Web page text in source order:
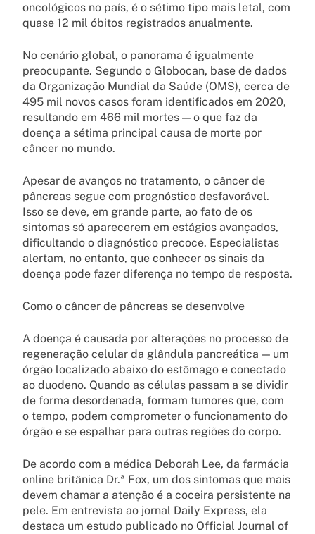
oncológicos no país, é o sétimo tipo mais letal, com
quase 12 mil óbitos registrados anualmente.
No cenário global, o panorama é igualmente
preocupante. Segundo o Globocan, base de dados
da Organização Mundial da Saúde (OMS), cerca de
495 mil novos casos foram identificados em 2020,
resultando em 466 mil mortes — o que faz da
doença a sétima principal causa de morte por
câncer no mundo.
Apesar de avanços no tratamento, o câncer de
pâncreas segue com prognóstico desfavorável.
Isso se deve, em grande parte, ao fato de os
sintomas só aparecerem em estágios avançados,
dificultando o diagnóstico precoce. Especialistas
alertam, no entanto, que conhecer os sinais da
doença pode fazer diferença no tempo de resposta.
Como o câncer de pâncreas se desenvolve
A doença é causada por alterações no processo de
regeneração celular da glândula pancreática — um
órgão localizado abaixo do estômago e conectado
ao duodeno. Quando as células passam a se dividir
de forma desordenada, formam tumores que, com
o tempo, podem comprometer o funcionamento do
órgão e se espalhar para outras regiões do corpo.
De acordo com a médica Deborah Lee, da farmácia
online britânica Dr.ª Fox, um dos sintomas que mais
devem chamar a atenção é a coceira persistente na
pele. Em entrevista ao jornal Daily Express, ela
destaca um estudo publicado no Official Journal of